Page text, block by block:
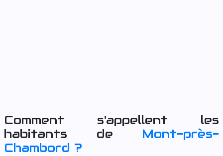
Comment s'appellent les
habitants de Mont-près-
Chambord ?